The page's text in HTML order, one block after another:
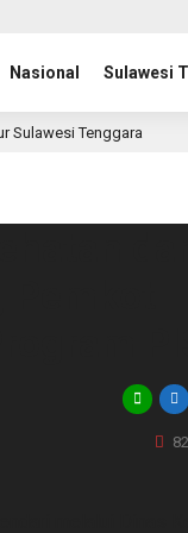
Nasional Sulawesi
Sulawesi Tenggara